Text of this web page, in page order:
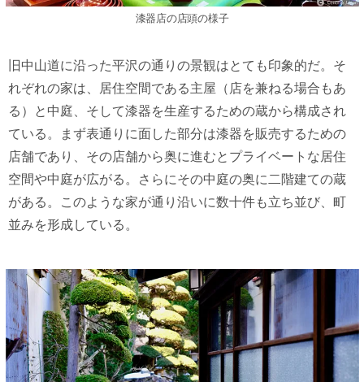
漆器店の店頭の様子
旧中山道に沿った平沢の通りの景観はとても印象的だ。そ
れぞれの家は、居住空間である主屋（店を兼ねる場合もあ
る）と中庭、そして漆器を生産するための蔵から構成され
ている。まず表通りに面した部分は漆器を販売するための
店舗であり、その店舗から奥に進むとプライベートな居住
空間や中庭が広がる。さらにその中庭の奥に二階建ての蔵
がある。このような家が通り沿いに数十件も立ち並び、町
並みを形成している。